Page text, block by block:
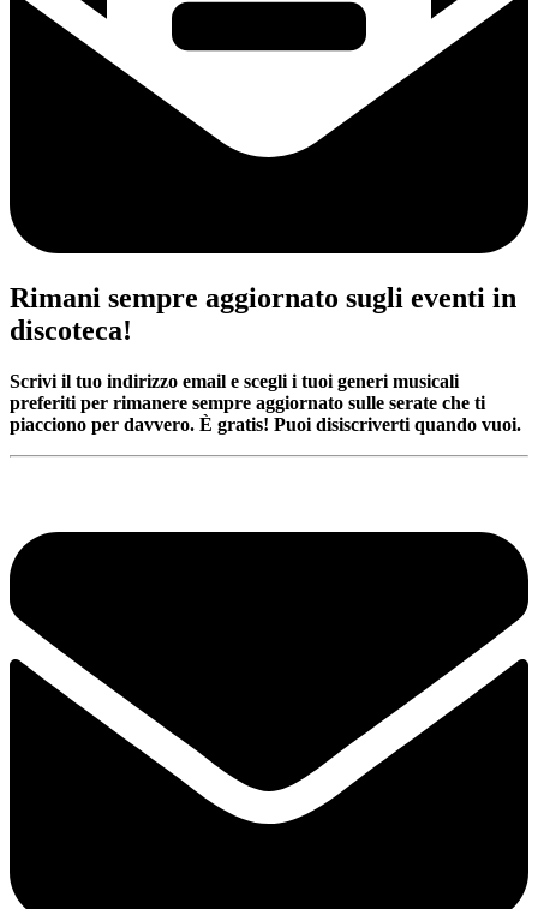
Rimani sempre aggiornato sugli eventi in
discoteca!
Scrivi il tuo indirizzo email e scegli i tuoi generi musicali
preferiti per rimanere sempre aggiornato sulle serate che ti
piacciono per davvero. È gratis! Puoi disiscriverti quando vuoi.